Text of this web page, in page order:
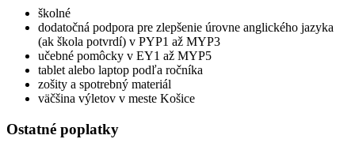
školné
dodatočná podpora pre zlepšenie úrovne anglického jazyka
(ak škola potvrdí) v PYP1 až MYP3
učebné pomôcky v EY1 až MYP5
tablet alebo laptop podľa ročníka
zošity a spotrebný materiál
väčšina výletov v meste Košice
Ostatné poplatky